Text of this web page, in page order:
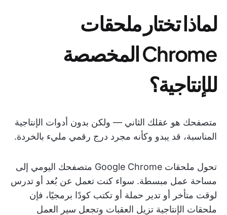
لماذا تختار ملحقات
Chrome المخصصة
للإنتاجية؟
متصفحك هو عقلك الثاني — ولكن بدون أدوات الإنتاجية
المناسبة، قد يبدو وكأنه مجرد درج رقمي مليء بالخردة.
تحول ملحقات Google Chrome متصفحك اليومي إلى
مساحة عمل مبسطة. سواء كنت تعمل عن بُعد أو تدرس
لوقت متأخر أو تدير حملة أو تكتب كودًا برمجيًا، فإن
ملحقات الإنتاجية تزيل العقبات وتجعل سير العمل